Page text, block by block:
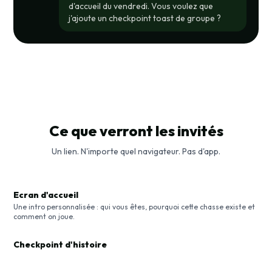
d'accueil du vendredi. Vous voulez que
j'ajoute un checkpoint toast de groupe ?
Ce que verront les invités
Un lien. N'importe quel navigateur. Pas d'app.
Ecran d'accueil
Une intro personnalisée : qui vous êtes, pourquoi cette chasse existe et
comment on joue.
Checkpoint d'histoire